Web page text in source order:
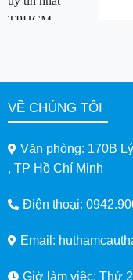
VỀ CHÚNG TÔI
Văn phòng: 170B
, TP Hồ Chí Minh
Điện thoại:
Email:
Giờ làm việc: Thứ